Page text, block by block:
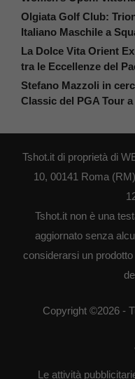
Olgiata Golf Club:
Italiano Maschile a
La Dolce Vita Orient
tra le Eccellenze del
Stefano Mazzoli in
Classic del PGA Tour
Tshot.it di proprietà di
10, 00141 Roma
Tshot.it non è una
aggiornato senza
considerarsi un
Copyright ©2026 -
Le attività